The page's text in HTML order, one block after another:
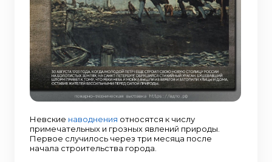
Невские наводнения относятся к числу
примечательных и грозных явлений природы.
Первое случилось через три месяца после
начала строительства города.